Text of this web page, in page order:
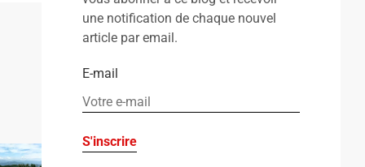
une notification de chaque nouvel
article par email.
E-mail